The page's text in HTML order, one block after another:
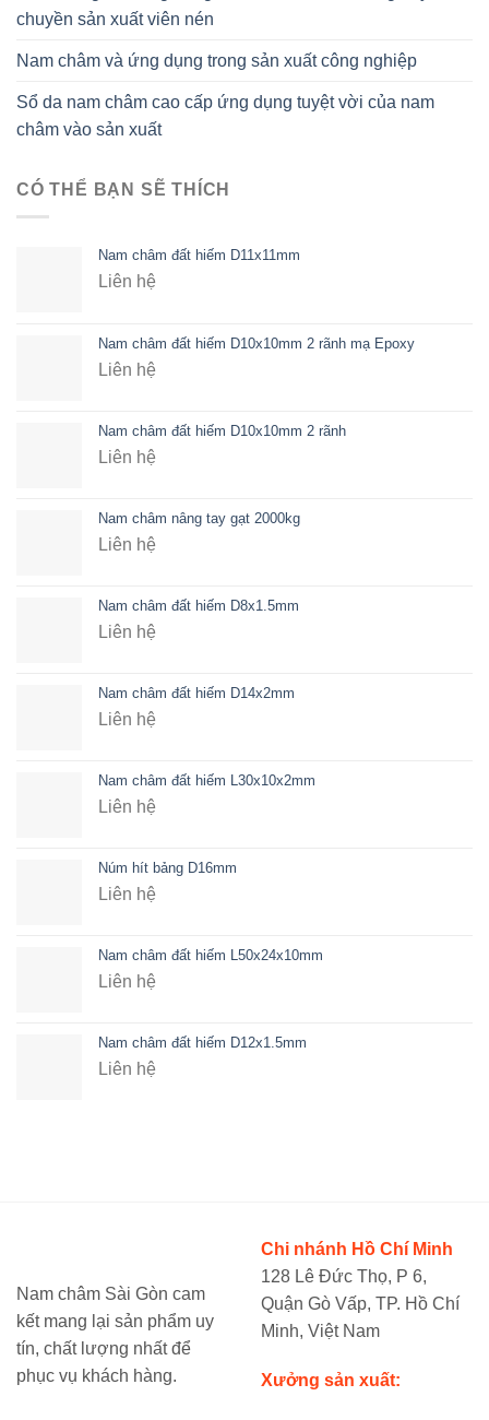
chuyền sản xuất viên nén
Nam châm và ứng dụng trong sản xuất công nghiệp
Sổ da nam châm cao cấp ứng dụng tuyệt vời của nam
châm vào sản xuất
CÓ THỂ BẠN SẼ THÍCH
Nam châm đất hiếm D11x11mm
Liên hệ
Nam châm đất hiếm D10x10mm 2 rãnh mạ Epoxy
Liên hệ
Nam châm đất hiếm D10x10mm 2 rãnh
Liên hệ
Nam châm nâng tay gạt 2000kg
Liên hệ
Nam châm đất hiếm D8x1.5mm
Liên hệ
Nam châm đất hiếm D14x2mm
Liên hệ
Nam châm đất hiếm L30x10x2mm
Liên hệ
Núm hít bảng D16mm
Liên hệ
Nam châm đất hiếm L50x24x10mm
Liên hệ
Nam châm đất hiếm D12x1.5mm
Liên hệ
Nam châm Sài Gòn cam
kết mang lại sản phẩm uy
tín, chất lượng nhất để
phục vụ khách hàng.
Chi nhánh Hồ Chí Minh
128 Lê Đức Thọ, P 6,
Quận Gò Vấp, TP. Hồ Chí
Minh, Việt Nam
Xưởng sản xuất: